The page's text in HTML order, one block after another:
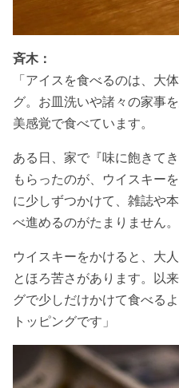
斉木：
「アイスを食べるのは、大
グ。お皿洗いや諸々の家事
美感覚で食べています。
ある日、家で『味に飽きて
もらったのが、ウイスキー
に少しずつかけて、雑誌や
べ進めるのがたまりません。
ウイスキーをかけると、大
とほろ苦さがあります。以
グで少しだけかけて食べる
トッピングです」